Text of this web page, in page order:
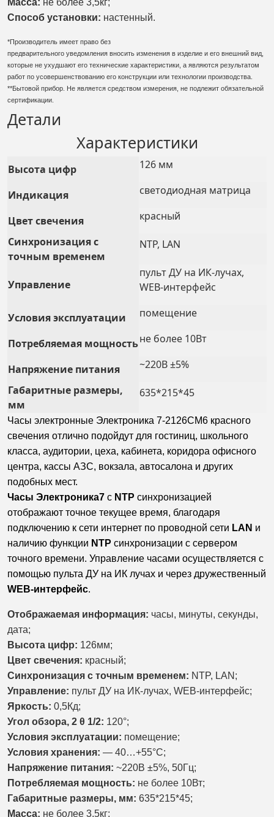
Масса: не более 3,5кг;
Способ установки: настенный.
*Производитель имеет право без
предварительного уведомления вносить изменения в изделие и его внешний вид,
которые не ухудшают его технические характеристики, а являются результатом
работ по усовершенствованию его конструкции или технологии производства.
**Бытовой прибор. Не является средством измерения, не подлежит обязательной
сертификации.
Детали
Характеристики
Высота цифр 126 мм
Индикация светодиодная матрица
Цвет свечения
красный
Синхронизация с
точным временем
NTP, LAN
Управление
пульт ДУ на ИК-лучах,
WEB-интерфейс
Условия эксплуатации помещение
Потребляемая мощностьне более 10Вт
Напряжение питания
~220В ±5%
Габаритные размеры,
мм
635*215*45
Часы электронные Электроника 7-2126СМ6 красного
свечения отлично подойдут для гостиниц, школьного
класса, аудитории, цеха, кабинета, коридора офисного
центра, кассы АЗС, вокзала, автосалона и других
подобных мест.
Часы Электроника7 с NTP синхронизацией
отображают точное текущее время, благодаря
подключению к сети интернет по проводной сети LAN и
наличию функции NTP синхронизации с сервером
точного времени. Управление часами осуществляется с
помощью пульта ДУ на ИК лучах и через дружественный
WEB-интерфейс.
Отображаемая информация: часы, минуты, секунды,
дата;
Высота цифр: 126мм;
Цвет свечения: красный;
Синхронизация с точным временем: NTP, LAN;
Управление: пульт ДУ на ИК-лучах, WEB-интерфейс;
Яркость: 0,5Кд;
Угол обзора, 2 θ 1/2: 120°;
Условия эксплуатации: помещение;
Условия хранения: — 40…+55°С;
Напряжение питания: ~220В ±5%, 50Гц;
Потребляемая мощность: не более 10Вт;
Габаритные размеры, мм: 635*215*45;
Масса: не более 3,5кг;